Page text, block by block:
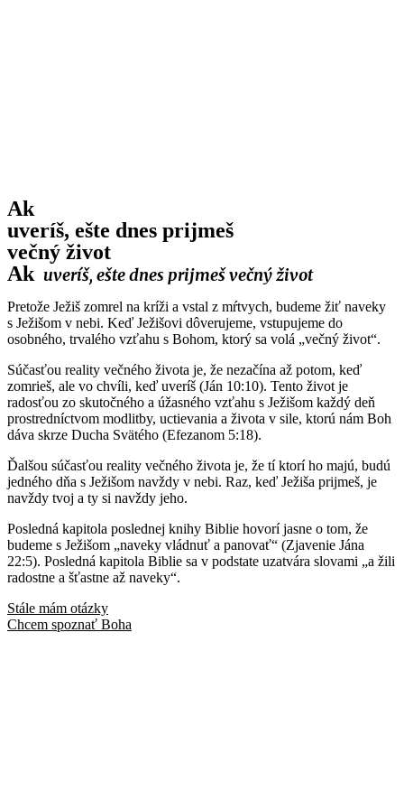
Ak
uveríš, ešte dnes prijmeš
večný život
Ak uveríš, ešte dnes prijmeš večný život
Pretože Ježiš zomrel na kríži a vstal z mŕtvych, budeme žiť naveky
s Ježišom v nebi. Keď Ježišovi dôverujeme, vstupujeme do
osobného, trvalého vzťahu s Bohom, ktorý sa volá „večný život“.
Súčasťou reality večného života je, že nezačína až potom, keď
zomrieš, ale vo chvíli, keď uveríš (Ján 10:10). Tento život je
radosťou zo skutočného a úžasného vzťahu s Ježišom každý deň
prostredníctvom modlitby, uctievania a života v sile, ktorú nám Boh
dáva skrze Ducha Svätého (Efezanom 5:18).
Ďalšou súčasťou reality večného života je, že tí ktorí ho majú, budú
jedného dňa s Ježišom navždy v nebi. Raz, keď Ježiša prijmeš, je
navždy tvoj a ty si navždy jeho.
Posledná kapitola poslednej knihy Biblie hovorí jasne o tom, že
budeme s Ježišom „naveky vládnuť a panovať“ (Zjavenie Jána
22:5). Posledná kapitola Biblie sa v podstate uzatvára slovami „a žili
radostne a šťastne až naveky“.
Stále mám otázky
Chcem spoznať Boha